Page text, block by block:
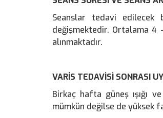
Seanslar tedavi edilecek
değişmektedir. Ortalama 4
alınmaktadır.
VARİS TEDAVİSİ SONRASI
Birkaç hafta güneş ışığı
mümkün değilse de yüksek